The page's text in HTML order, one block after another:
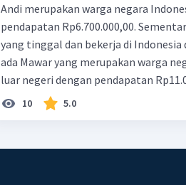
Andi merupakan warga negara
pendapatan Rp6.700.000,00. Sementara Lula merupakan warga negara asing
yang tinggal dan bekerja di Indonesia dengan pendapatan Rp8.900.000,00. Lalu
ada Mawar yang merupakan warga negara Indonesia yang tinggal dan bekerja di
luar negeri dengan pendapatan
10 5.0